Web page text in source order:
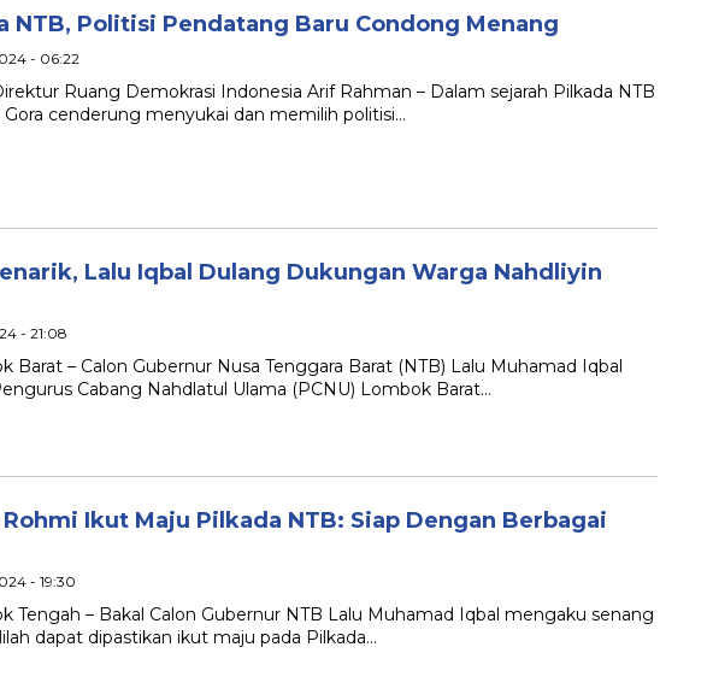
NTB, Politisi Pendatang Baru Condong Menang
- 06:22
Ruang Demokrasi Indonesia Arif Rahman – Dalam sejarah Pilkada NTB
cenderung menyukai dan memilih politisi…
Lalu Iqbal Dulang Dukungan Warga Nahdliyin
- 21:08
Barat – Calon Gubernur Nusa Tenggara Barat (NTB) Lalu Muhamad Iqbal
Cabang Nahdlatul Ulama (PCNU) Lombok Barat…
Ikut Maju Pilkada NTB: Siap Dengan Berbagai
- 19:30
Tengah – Bakal Calon Gubernur NTB Lalu Muhamad Iqbal mengaku senang
dapat dipastikan ikut maju pada Pilkada…